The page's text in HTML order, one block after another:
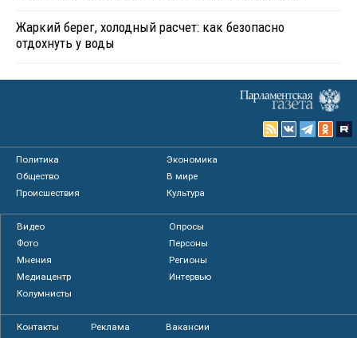
Жаркий берег, холодный расчет: как безопасно
отдохнуть у воды
Политика
Экономика
Общество
В мире
Происшествия
Культура
Видео
Опросы
Фото
Персоны
Мнения
Регионы
Медиацентр
Интервью
Колумнисты
Контакты Реклама Вакансии